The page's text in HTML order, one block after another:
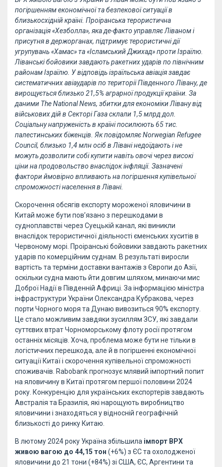
погіршенням економічної та безпекової ситуації в
близькосхідній країні. Проіранська терористична
організація «Хезболла», яка де-факто управляє Ліваном і
присутня в держорганах, підтримує терористичні дії
угрупувань «Хамас» та «Ісламський Джихад» проти Ізраїлю.
Ліванські бойовики завдають ракетних ударів по північним
районам Ізраїлю. У відповідь ізраїльська авіація завдає
систематичних авіаударів по території Південного Лівану, де
вирощується близько 21,5% аграрної продукції країни. За
даними The National News, збитки для економіки Лівану від
військових дій в Секторі Газа склали 1,5 млрд дол.
Соціальну напруженість в країні посилюють 65 тис.
палестинських біженців. Як повідомляє Norwegian Refugee
Council, близько 1,4 млн осіб в Лівані недоїдають і не
можуть дозволити собі купити навіть овочі через високі
ціни на продовольство внаслідок інфляції. Зазначені
фактори ймовірно впливають на погіршення купівельної
спроможності населення в Лівані.
Скорочення обсягів експорту мороженої яловичини в
Китай може бути пов’язано з перешкодами в
судноплавстві через Суецькій канал, які виникли
внаслідок терористичної діяльності єменських хуситів в
Червоному морі. Проіранські бойовики завдають ракетних
ударів по комерційним суднам. В результаті виросли
вартість та терміни доставки вантажів з Європи до Азії,
оскільки судна мають йти довгим шляхом, минаючи мис
Доброї Надії в Південній Африці. За інформацією міністра
інфраструктури України Олександра Кубракова, через
порти Чорного моря та Дунаю вивозиться 90% експорту.
Це стало можливим завдяки зусиллям ЗСУ, які завдали
суттєвих втрат Чорноморському флоту росії протягом
останніх місяців. Хоча, проблема може бути не тільки в
логістичних перешкода, але й в погіршенні економічної
ситуації Китаї і скорочення купівельної спроможності
споживачів. Rabobank прогнозує млявий імпортний попит
на яловичину в Китаї протягом першої половини 2024
року. Конкуренцію для українських експортерів завдають
Австралія та Бразилія, які нарощують виробництво
яловичини і знаходяться у відносній географічній
близькості до ринку Китаю.
В лютому 2024 року Україна збільшила імпорт ВРХ
живою вагою до 44,15 тон (+6%) з ЄС та охолодженої
яловичини до 21 тони (+84%) зі США, ЄС, Аргентини та